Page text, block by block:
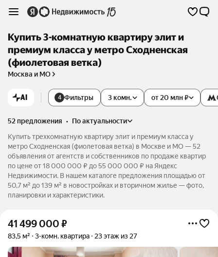
Купить 3-комнатную квартиру элит и
премиум класса у метро Сходненская
(фиолетовая ветка)
Москва и МО
AI 4 Фильтры 3 комн. от 20 млн ₽
52 предложения •
по актуальности
Купить трехкомнатную квартиру элит и премиум класса у
метро Сходненская (фиолетовая ветка) в Москве и МО — 52
объявления от агентств и собственников по продаже квартир
по цене от 18 000 000 ₽ до 55 000 000 ₽ на Яндекс
Недвижимости. В нашем каталоге предложения площадью от
50,7 м² до 139 м² в новостройках и вторичном жилье — фото,
планировки и характеристики.
41 499 000 ₽
83,5 м² 3-комн. квартира 23 этаж из 27